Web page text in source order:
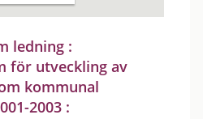
ledning :
för utveckling av
kommunal
2003 :